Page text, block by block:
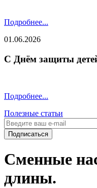
Подробнее...
01.06.2026
С Днём защиты
Подробнее...
Полезные статьи
Подписаться
Сменные
длины.